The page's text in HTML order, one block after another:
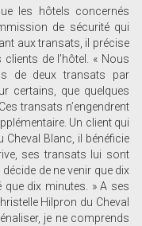
les hôtels concernés
de sécurité qui
aux transats, il précise
de l’hôtel. « Nous
de deux transats par
certains, que quelques
transats n’engendrent
Un client qui
Cheval Blanc, il bénéficie
ses transats lui sont
de ne venir que dix
que dix minutes. » A ses
Hilpron du Cheval
je ne comprends